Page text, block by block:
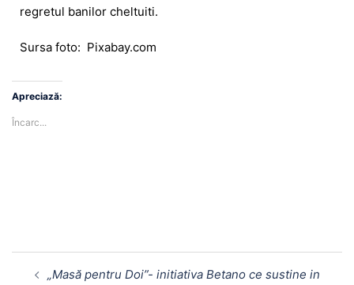
regretul banilor cheltuiti.
Sursa foto: Pixabay.com
Apreciază:
Încarc...
„Masă pentru Doi”- initiativa Betano ce sustine in